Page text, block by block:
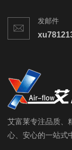
发邮件
艾富莱专注品质、
心、安心的一站式